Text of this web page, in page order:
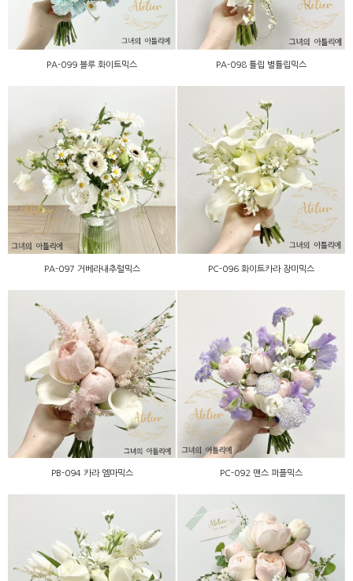
PA-099 블루 화이트믹스 PA-098 튤립 별튤립믹스
PA-097 거베라내추럴믹스
PA-097 거베라내추럴믹스
PC-096 화이트카라 장미믹
스
PC-096 화이트카라 장미믹스
PB-094 카라 엠마믹스
PB-094 카라 엠마믹스
PC-092 맨스 퍼플믹스
PC-092 맨스 퍼플믹스
PC-091 화이트카라튤립장
★PB-089 맨스 튤립 설유